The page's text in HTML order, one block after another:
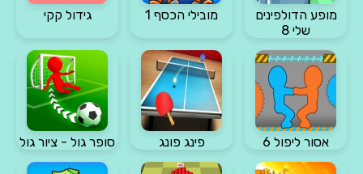
מופע הדולפינים
שלי 8
מובילי הכסף 1 גידול קקי
אסור ליפול 6 פינג פונג סופר גול - ציור גול